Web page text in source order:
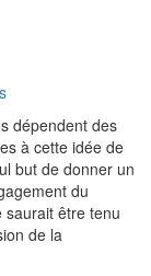
dépendent des
à cette idée de
but de donner un
du
saurait être tenu
de la